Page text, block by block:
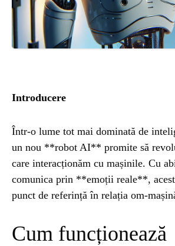
Introducere
Într-o lume tot mai dominată de
un nou **robot AI** promite să
care interacționăm cu mașinile. Cu
comunica prin **emoții reale**,
punct de referință în relația om-
Cum funcționează